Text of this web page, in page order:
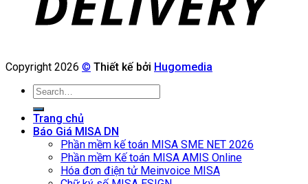
Copyright 2026 © Thiết kế bởi Hugomedia
Search
for:
Trang chủ
Báo Giá MISA DN
Phần mềm kế toán MISA SME NET 2026
Phần mềm Kế toán MISA AMIS Online
Hóa đơn điện tử Meinvoice MISA